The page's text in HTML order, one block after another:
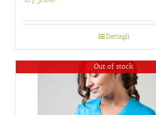
Dettagli
Out of stock